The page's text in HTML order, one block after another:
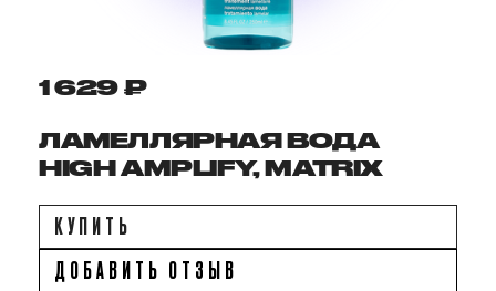
1 629 ₽
ЛАМЕЛЛЯРНАЯ ВОДА
HIGH AMPLIFY, MATRIX
КУПИТЬ
ДОБАВИТЬ ОТЗЫВ